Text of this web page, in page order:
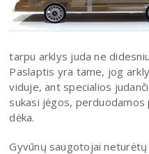
tarpu arklys juda ne
Paslaptis yra tame, jog
viduje, ant specialios
sukasi jėgos,
dėka.
Gyvūnų saugotojai